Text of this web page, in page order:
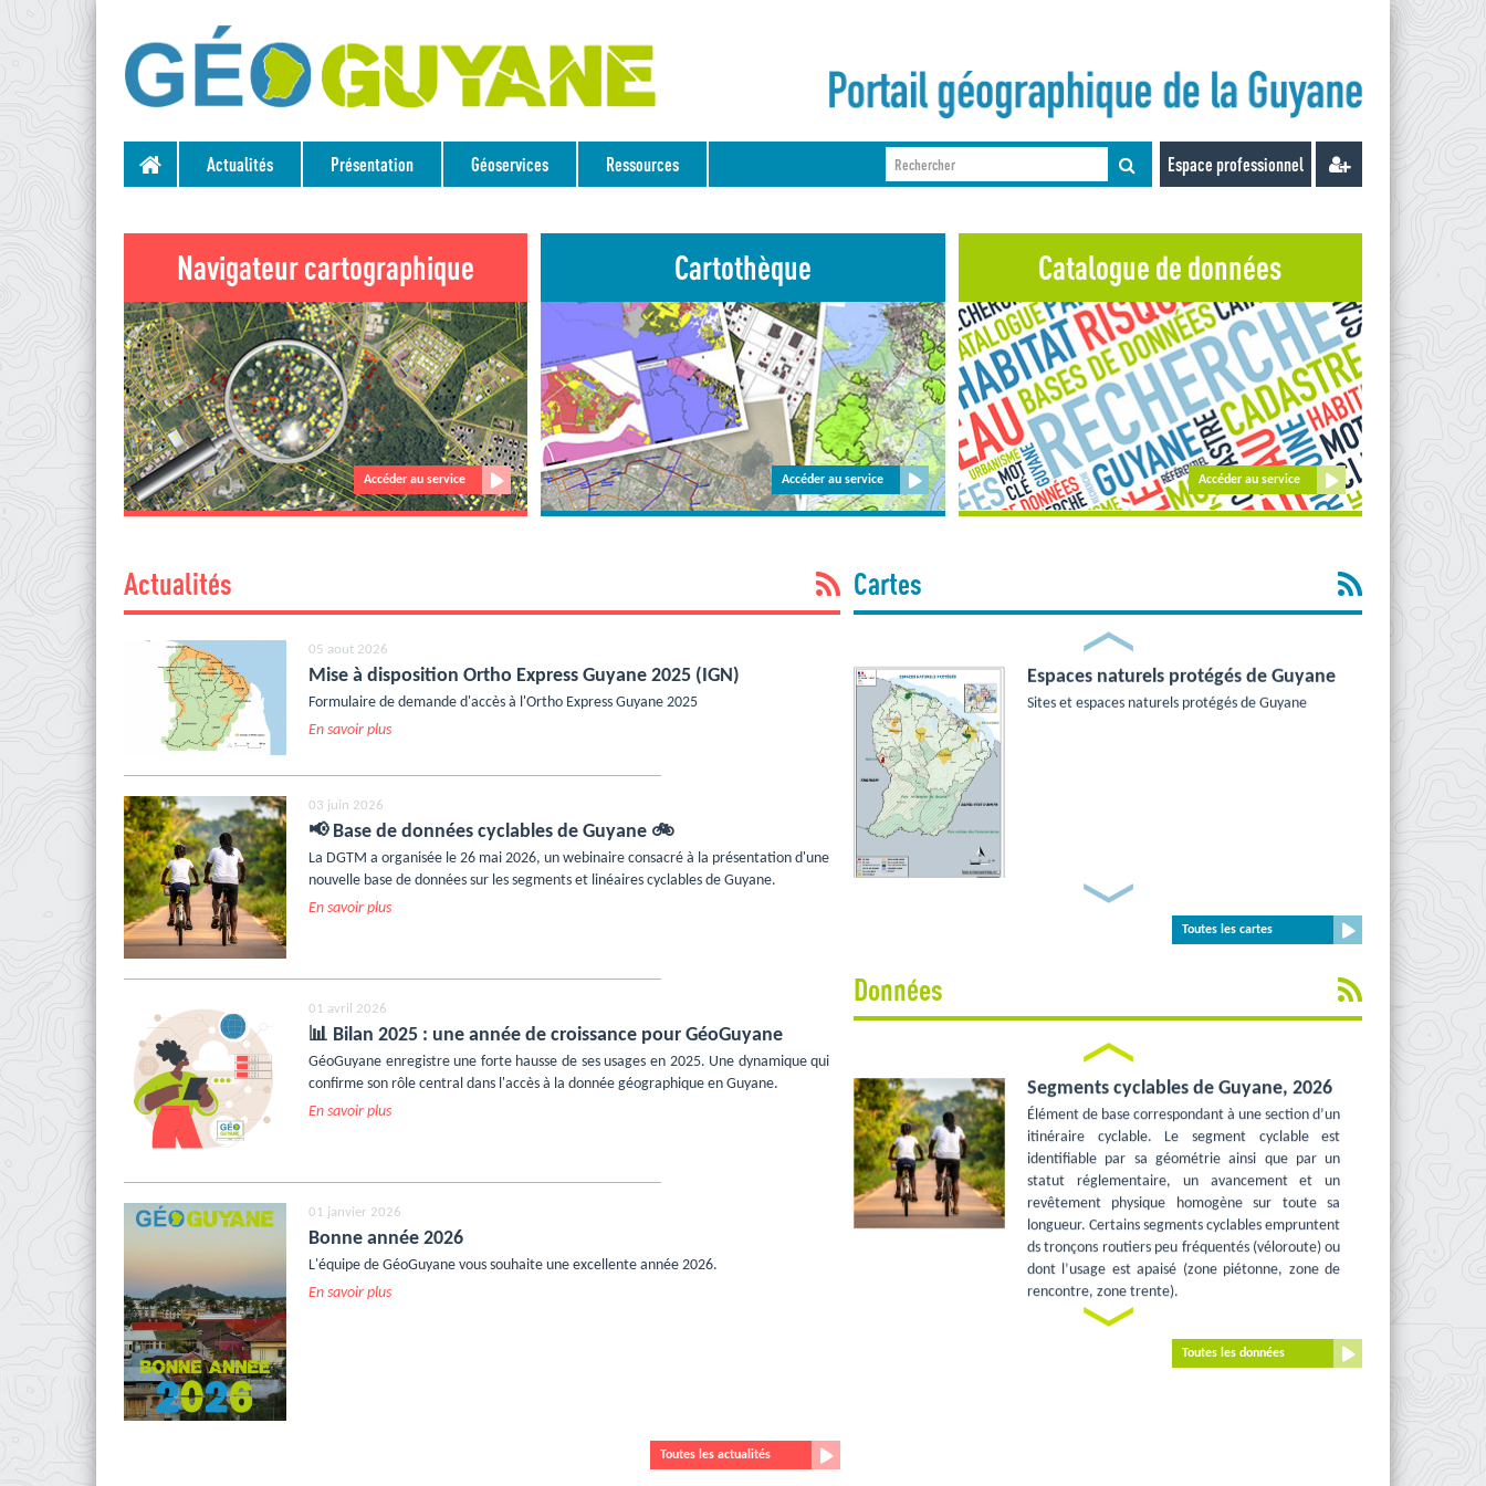
Actualités Présentation Géoservices Ressources Espace professionnel
Navigateur cartographique
Accéder au service
Cartothèque
Accéder au service
Catalogue de données
Accéder au service
Actualités
05 aout 2026
Mise à disposition Ortho Express Guyane 2025 (IGN)
Formulaire de demande d'accès à l'Ortho Express Guyane 2025
En savoir plus
03 juin 2026
📢 Base de données cyclables de Guyane 🚲
La DGTM a organisée le 26 mai 2026, un webinaire consacré à la présentation d'une
nouvelle base de données sur les segments et linéaires cyclables de Guyane.
En savoir plus
01 avril 2026
📊 Bilan 2025 : une année de croissance pour GéoGuyane
GéoGuyane enregistre une forte hausse de ses usages en 2025. Une dynamique qui
confirme son rôle central dans l'accès à la donnée géographique en Guyane.
En savoir plus
01 janvier 2026
Bonne année 2026
L'équipe de GéoGuyane vous souhaite une excellente année 2026.
En savoir plus
Toutes les actualités
Cartes
Prev
Cartes de bruits stratégiques, type B
Zone de bruit, Guyane, 2016
Espaces naturels protégés de Guyane
Sites et espaces naturels protégés de Guyane
Documents d'urbanisme en vigueur
Déforestation et orpaillage en
Guyane entre 2000 et 2018
Carte des emprises Lidar, Prises de
vues aériennes, des images satellites
et levés topo, Guyane
Cette carte interactive reprend l'ensemble des
satellites et relevés topographique disponibles en
Next
Toutes les cartes
Données
Prev
Segments cyclables de Guyane, 2026
Élément de base correspondant à une section d’un
itinéraire cyclable. Le segment cyclable est
identifiable par sa géométrie ainsi que par un
statut réglementaire, un avancement et un
revêtement physique homogène sur toute sa
longueur. Certains segments cyclables empruntent
ds tronçons routiers peu fréquentés (véloroute) ou
dont l’usage est apaisé (zone piétonne, zone de
rencontre, zone trente).
Montants de loyers privés médians
en 2024 en Guyane - Communes
Next
Toutes les données